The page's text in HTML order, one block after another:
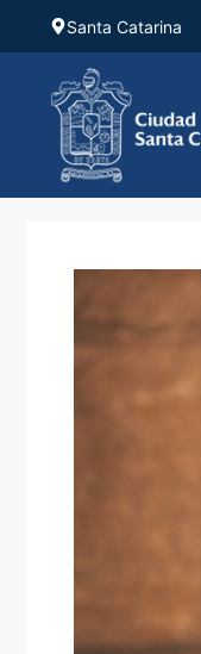
Saltar
contenido
Santa Catarina